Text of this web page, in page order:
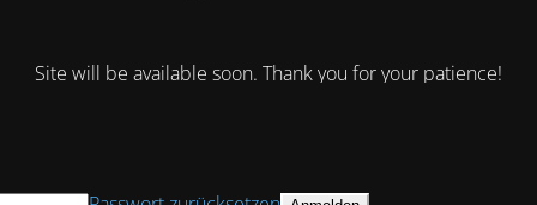
Site will be available soon. Thank you for your patience!